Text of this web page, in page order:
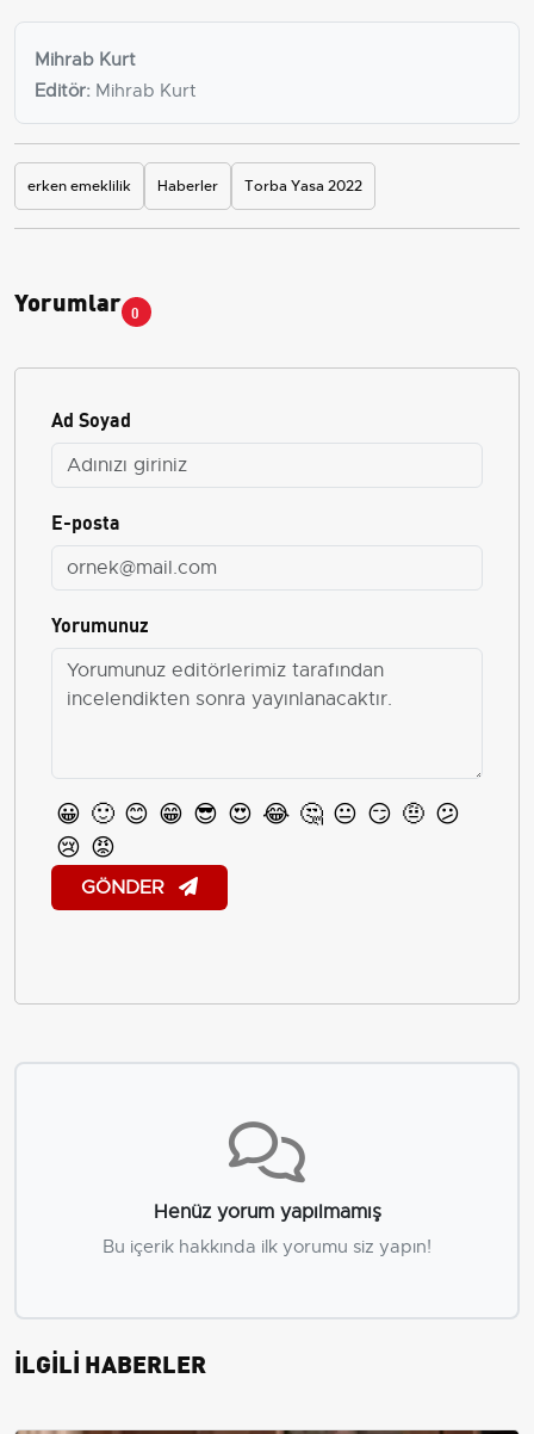
Mihrab Kurt
Editör: Mihrab Kurt
erken emeklilik Haberler Torba Yasa 2022
Yorumlar 0
Ad Soyad
E-posta
Yorumunuz
😀 🙂 😊 😁 😎 😍 😂 🤔 😐 😏 🤨 😕
😢 😡
GÖNDER
Henüz yorum yapılmamış
Bu içerik hakkında ilk yorumu siz yapın!
İLGİLİ HABERLER